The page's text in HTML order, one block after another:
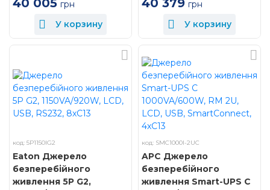
грн
У корзину
грн
У корзину
код: 5P1150IG2
Eaton Джерело
безперебійного
живлення 5P G2,
код: SMC1000I-2UC
APC Джерело
безперебійного
живлення Smart-UPS C